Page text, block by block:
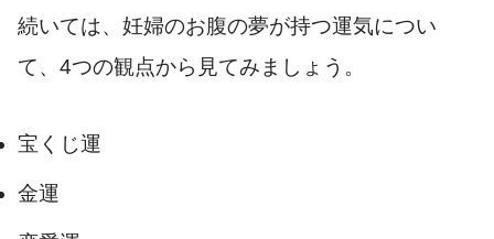
続いては、妊婦のお腹の夢が持つ運気につい
て、4つの観点から見てみましょう。
宝くじ運
金運